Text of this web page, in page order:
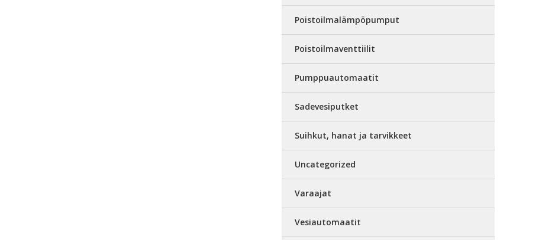
Poistoilmalämpöpumput
Poistoilmaventtiilit
Pumppuautomaatit
Sadevesiputket
Suihkut, hanat ja tarvikkeet
Uncategorized
Varaajat
Vesiautomaatit